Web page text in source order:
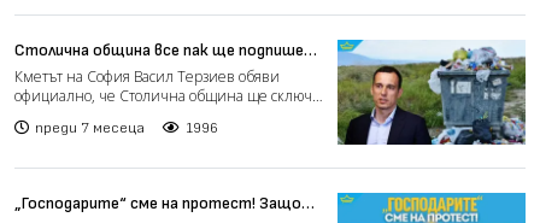
Столична община все пак ще подпише
договори за сметосъбиране на
завишени цени, но само за някои зони
Кметът на София Васил Терзиев обяви
официално, че Столична община ще сключи
преди 7 месеца 1996
„Господарите“ сме на протест! Защото